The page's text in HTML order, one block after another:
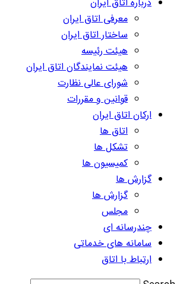
درباره اتاق ایران
معرفی اتاق ایران
ساختار اتاق ایران
هیئت رئیسه
هیئت نمایندگان اتاق ایران
شورای عالی نظارت
قوانین و مقررات
ارکان اتاق ایران
اتاق ها
تشکل ها
کمیسیون ها
گزارش ها
گزارش ها
مجلس
چندرسانه ای
سامانه های خدماتی
ارتباط با اتاق